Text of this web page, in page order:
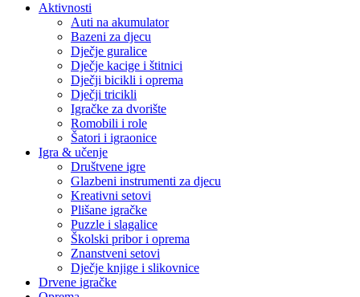
Aktivnosti
Auti na akumulator
Bazeni za djecu
Dječje guralice
Dječje kacige i štitnici
Dječji bicikli i oprema
Dječji tricikli
Igračke za dvorište
Romobili i role
Šatori i igraonice
Igra & učenje
Društvene igre
Glazbeni instrumenti za djecu
Kreativni setovi
Plišane igračke
Puzzle i slagalice
Školski pribor i oprema
Znanstveni setovi
Dječje knjige i slikovnice
Drvene igračke